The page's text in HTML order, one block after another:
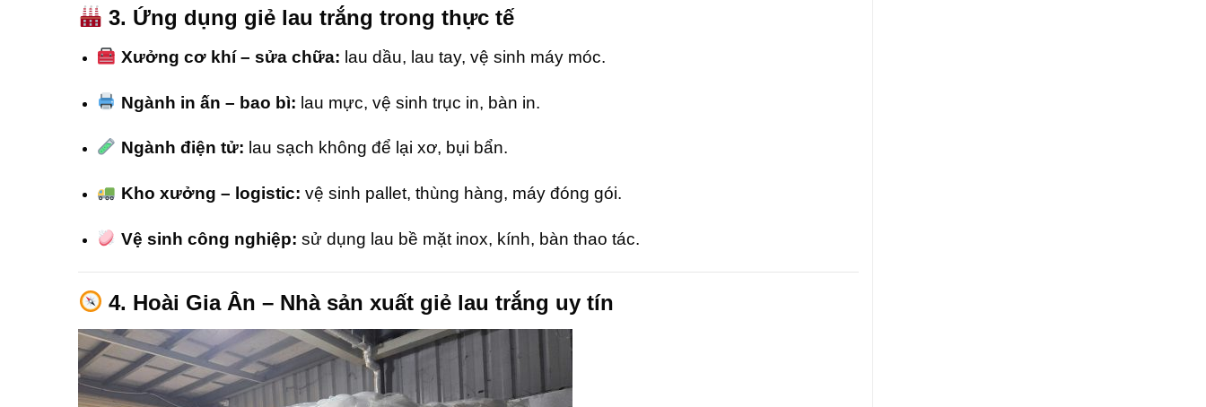
3. Ứng dụng giẻ lau trắng trong thực tế
Xưởng cơ khí – sửa chữa: lau dầu, lau tay, vệ sinh máy móc.
Ngành in ấn – bao bì: lau mực, vệ sinh trục in, bàn in.
Ngành điện tử: lau sạch không để lại xơ, bụi bẩn.
Kho xưởng – logistic: vệ sinh pallet, thùng hàng, máy đóng gói.
Vệ sinh công nghiệp: sử dụng lau bề mặt inox, kính, bàn thao tác.
4. Hoài Gia Ân – Nhà sản xuất giẻ lau trắng uy tín